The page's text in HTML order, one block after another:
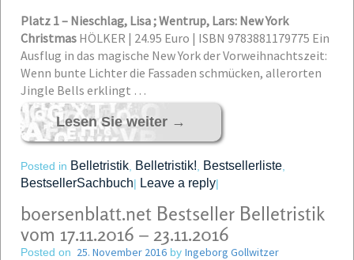
Platz 1 – Nieschlag, Lisa ; Wentrup, Lars: New York
Christmas HÖLKER | 24.95 Euro | ISBN 9783881179775 Ein
Ausflug in das magische New York der Vorweihnachtszeit:
Wenn bunte Lichter die Fassaden schmücken, allerorten
Jingle Bells erklingt …
Lesen Sie weiter →
Posted in Belletristik Belletristik! Bestsellerliste
BestsellerSachbuch| Leave a reply|
boersenblatt.net Bestseller Belletristik
vom 17.11.2016 – 23.11.2016
Posted on 25. November 2016 by Ingeborg Gollwitzer